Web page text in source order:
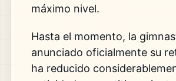
máximo nivel.
Hasta el momento, la
anunciado oficialmente su
ha reducido